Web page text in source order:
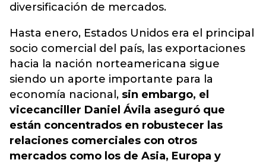
diversificación de mercados.
Hasta enero, Estados Unidos era el principal
socio comercial del país, las exportaciones
hacia la nación norteamericana sigue
siendo un aporte importante para la
economía nacional, sin embargo, el
vicecanciller Daniel Ávila aseguró que
están concentrados en robustecer las
relaciones comerciales con otros
mercados como los de Asia, Europa y